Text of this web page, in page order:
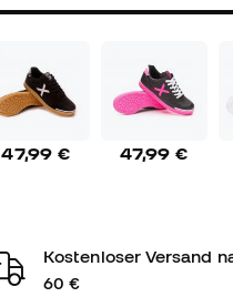
47,99 € 47,99 €
Kostenloser Versand
60 €